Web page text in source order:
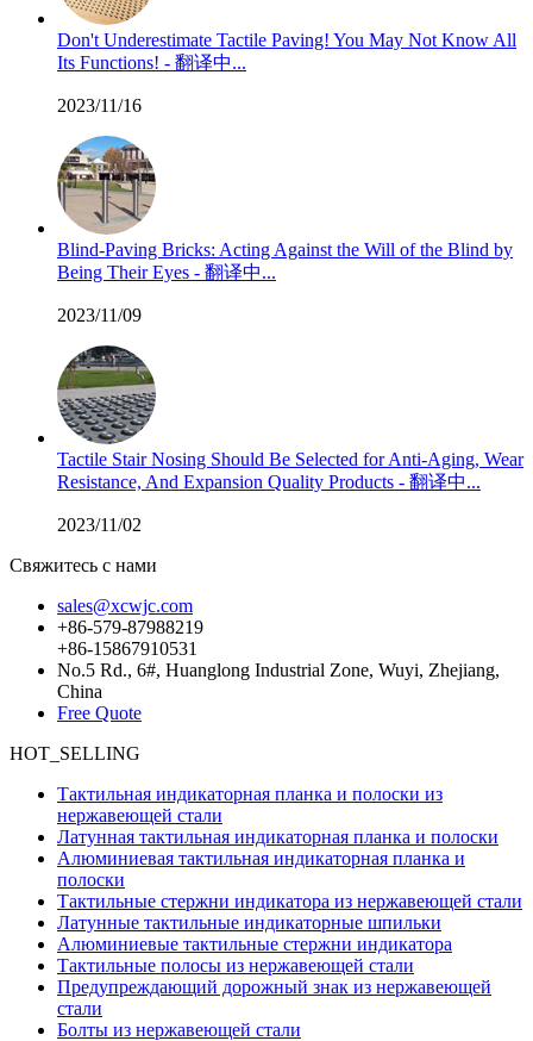
Don't Underestimate Tactile Paving! You May Not Know All
Its Functions! - 翻译中...
2023/11/16
Blind-Paving Bricks: Acting Against the Will of the Blind by
Being Their Eyes - 翻译中...
2023/11/09
Tactile Stair Nosing Should Be Selected for Anti-Aging, Wear
Resistance, And Expansion Quality Products - 翻译中...
2023/11/02
Свяжитесь с нами
sales@xcwjc.com
+86-579-87988219
+86-15867910531
No.5 Rd., 6#, Huanglong Industrial Zone, Wuyi, Zhejiang,
China
Free Quote
HOT_SELLING
Тактильная индикаторная планка и полоски из
нержавеющей стали
Латунная тактильная индикаторная планка и полоски
Алюминиевая тактильная индикаторная планка и
полоски
Тактильные стержни индикатора из нержавеющей стали
Латунные тактильные индикаторные шпильки
Алюминиевые тактильные стержни индикатора
Тактильные полосы из нержавеющей стали
Предупреждающий дорожный знак из нержавеющей
стали
Болты из нержавеющей стали